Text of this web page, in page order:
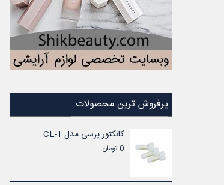
پرفروش ترین محصولات
کانکتور پرسی مدل CL-1
0 تومان